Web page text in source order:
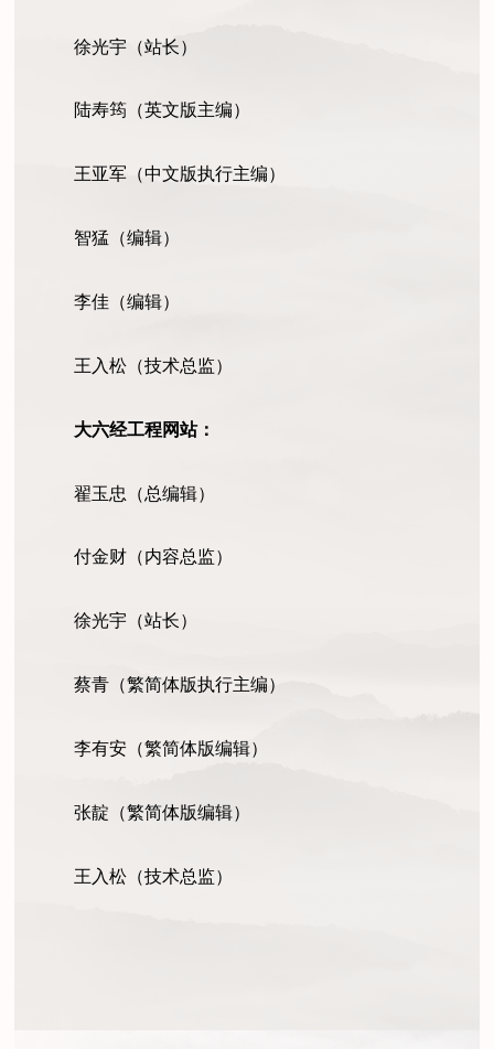
徐光宇（站长）
陆寿筠（英文版主编）
王亚军（中文版执行主编）
智猛（编辑）
李佳（编辑）
王入松（技术总监）
大六经工程网站：
翟玉忠（总编辑）
付金财（内容总监）
徐光宇（站长）
蔡青（繁简体版执行主编）
李有安（繁简体版编辑）
张靛（繁简体版编辑）
王入松（技术总监）